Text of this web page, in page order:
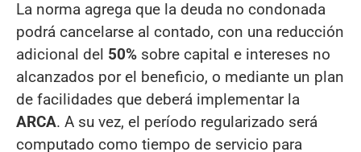
La norma agrega que la deuda no condonada
podrá cancelarse al contado, con una reducción
adicional del 50% sobre capital e intereses no
alcanzados por el beneficio, o mediante un plan
de facilidades que deberá implementar la
ARCA. A su vez, el período regularizado será
computado como tiempo de servicio para